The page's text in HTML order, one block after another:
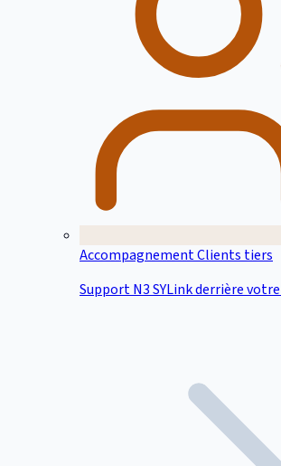
Accompagnement Clients tiers
Support N3 SYLink derrière